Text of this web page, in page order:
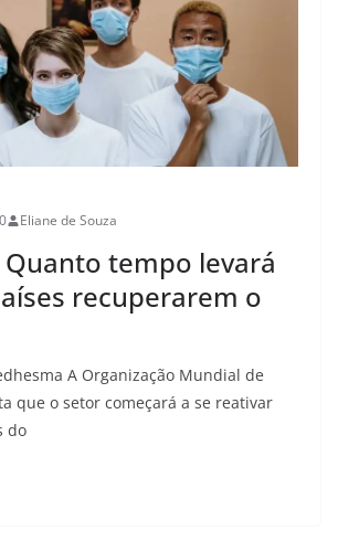
Eliane de Souza
Quanto tempo levará
recuperarem o
A Organização Mundial de
que o setor começará a se reativar
do